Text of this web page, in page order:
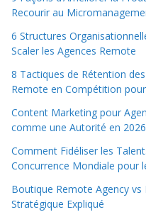
Recourir au
6 Structures
Scaler les Agences Remote
8 Tactiques de Rétention
Remote en Compétition
Content Marketing pour
comme une Autorité en 2026
Comment Fidéliser les
Concurrence Mondiale pour
Boutique Remote Agency vs
Stratégique Expliqué